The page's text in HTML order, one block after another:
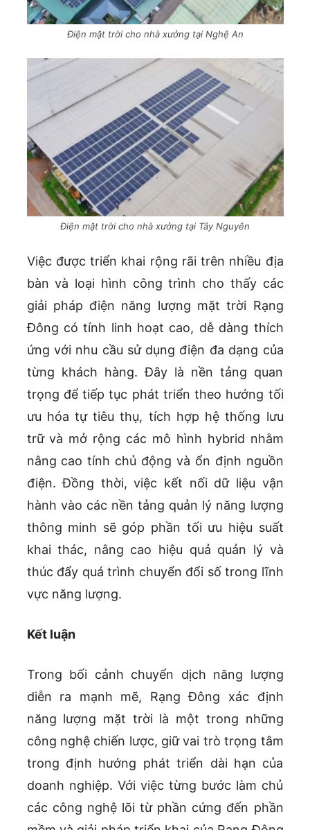
Điện mặt trời cho nhà xưởng tại Nghệ An
Điện mặt trời cho nhà xưởng tại Tây Nguyên
Việc được triển khai rộng rãi trên nhiều địa
bàn và loại hình công trình cho thấy các
giải pháp điện năng lượng mặt trời Rạng
Đông có tính linh hoạt cao, dễ dàng thích
ứng với nhu cầu sử dụng điện đa dạng của
từng khách hàng. Đây là nền tảng quan
trọng để tiếp tục phát triển theo hướng tối
ưu hóa tự tiêu thụ, tích hợp hệ thống lưu
trữ và mở rộng các mô hình hybrid nhằm
nâng cao tính chủ động và ổn định nguồn
điện. Đồng thời, việc kết nối dữ liệu vận
hành vào các nền tảng quản lý năng lượng
thông minh sẽ góp phần tối ưu hiệu suất
khai thác, nâng cao hiệu quả quản lý và
thúc đẩy quá trình chuyển đổi số trong lĩnh
vực năng lượng.
Kết luận
Trong bối cảnh chuyển dịch năng lượng
diễn ra mạnh mẽ, Rạng Đông xác định
năng lượng mặt trời là một trong những
công nghệ chiến lược, giữ vai trò trọng tâm
trong định hướng phát triển dài hạn của
doanh nghiệp. Với việc từng bước làm chủ
các công nghệ lõi từ phần cứng đến phần